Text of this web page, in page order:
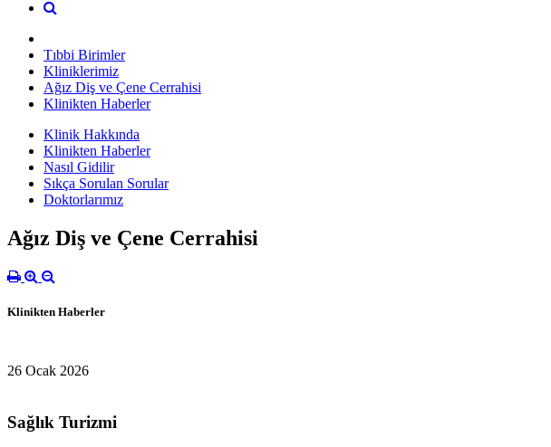
Tıbbi Birimler
Kliniklerimiz
Ağız Diş ve Çene Cerrahisi
Klinikten Haberler
Klinik Hakkında
Klinikten Haberler
Nasıl Gidilir
Sıkça Sorulan Sorular
Doktorlarımız
Ağız Diş ve Çene Cerrahisi
Klinikten Haberler
26 Ocak 2026
Sağlık Turizmi